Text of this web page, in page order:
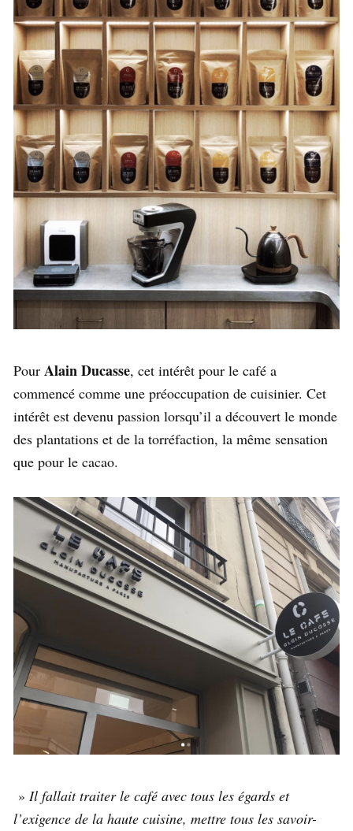
Pour Alain Ducasse, cet intérêt pour le café a
commencé comme une préoccupation de cuisinier. Cet
intérêt est devenu passion lorsqu’il a découvert le monde
des plantations et de la torréfaction, la même sensation
que pour le cacao.
» Il fallait traiter le café avec tous les égards et
l’exigence de la haute cuisine, mettre tous les savoir-